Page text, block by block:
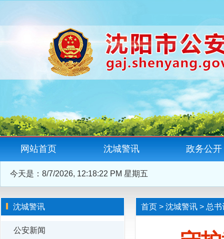
网站首页 沈城警讯 政务公开
今天是： 8/7/2026, 12:18:23 PM 星期五
沈城警讯
公安新闻
首页 > 沈城警讯 > 总书